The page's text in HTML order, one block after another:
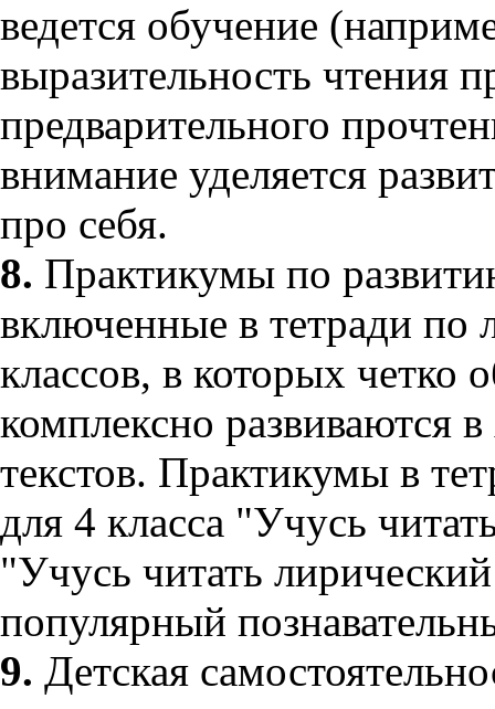
ведется обучение
выразительность чтения
предварительного
внимание уделяется
про себя.
8. Практикумы по
включенные в тетради по
классов, в которых четко
комплексно развиваются
текстов. Практикумы в
для 4 класса "Учусь
"Учусь читать
популярный
9. Детская